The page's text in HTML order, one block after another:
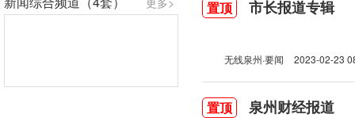
置顶 市长报道专辑
无线泉州·要闻 2023-02-23
置顶 泉州财经报道